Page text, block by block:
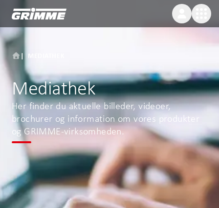
MEDIATHEK
Mediathek
Her finder du aktuelle billeder, videoer,
brochurer og information om vores produkter
og GRIMME-virksomheden.